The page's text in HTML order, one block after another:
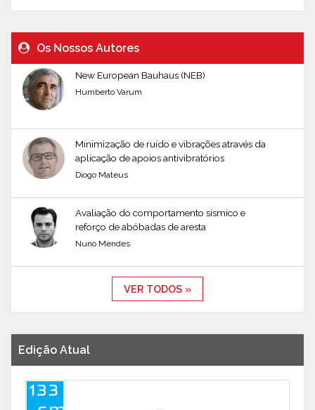
Os Nossos Autores
New European Bauhaus (NEB)
Humberto Varum
Minimização de ruído e vibrações através da
aplicação de apoios antivibratórios
Diogo Mateus
Avaliação do comportamento sísmico e
reforço de abóbadas de aresta
Nuno Mendes
VER TODOS »
Edição Atual